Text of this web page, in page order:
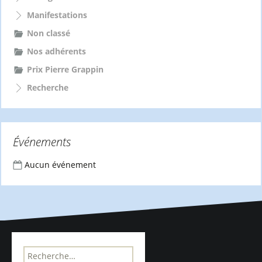
Manifestations
Non classé
Nos adhérents
Prix Pierre Grappin
Recherche
Événements
Aucun événement
R